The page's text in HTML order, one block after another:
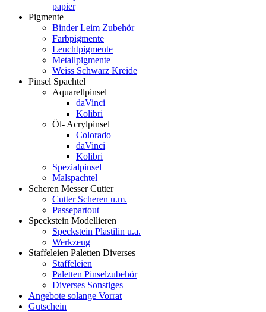
papier
Pigmente
Binder Leim Zubehör
Farbpigmente
Leuchtpigmente
Metallpigmente
Weiss Schwarz Kreide
Pinsel Spachtel
Aquarellpinsel
daVinci
Kolibri
Öl- Acrylpinsel
Colorado
daVinci
Kolibri
Spezialpinsel
Malspachtel
Scheren Messer Cutter
Cutter Scheren u.m.
Passepartout
Speckstein Modellieren
Speckstein Plastilin u.a.
Werkzeug
Staffeleien Paletten Diverses
Staffeleien
Paletten Pinselzubehör
Diverses Sonstiges
Angebote solange Vorrat
Gutschein